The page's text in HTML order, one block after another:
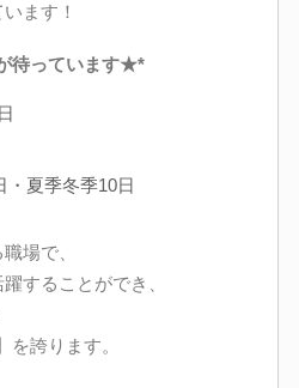
ます！
待っています★*
・夏季冬季10日
場で、
することができ、
を誇ります。